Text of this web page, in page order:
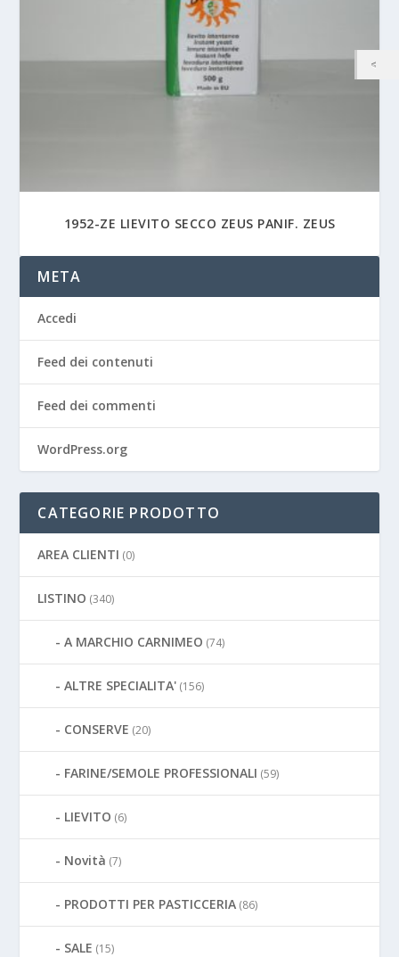
1952-ZE LIEVITO SECCO ZEUS PANIF. ZEUS
META
Accedi
Feed dei contenuti
Feed dei commenti
WordPress.org
CATEGORIE PRODOTTO
AREA CLIENTI (0)
LISTINO (340)
A MARCHIO CARNIMEO (74)
ALTRE SPECIALITA' (156)
CONSERVE (20)
FARINE/SEMOLE PROFESSIONALI (59)
LIEVITO (6)
Novità (7)
PRODOTTI PER PASTICCERIA (86)
SALE (15)